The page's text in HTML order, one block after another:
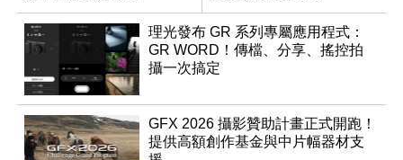
理光發布 GR 系列專屬應用程式：
GR WORD！傳檔、分享、搖控拍
攝一次搞定
GFX 2026 攝影贊助計畫正式開跑！
提供高額創作基金與中片幅器材支